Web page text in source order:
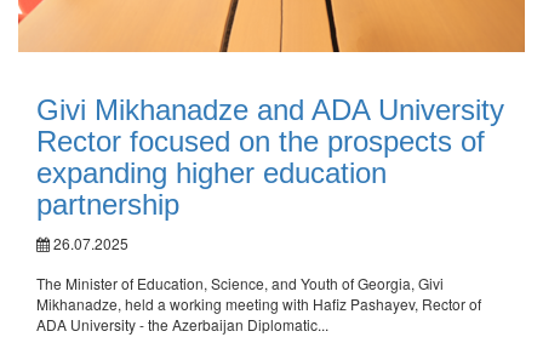
Givi Mikhanadze and ADA University
Rector focused on the prospects of
expanding higher education
partnership
26.07.2025
The Minister of Education, Science, and Youth of Georgia, Givi
Mikhanadze, held a working meeting with Hafiz Pashayev, Rector of
ADA University - the Azerbaijan Diplomatic...